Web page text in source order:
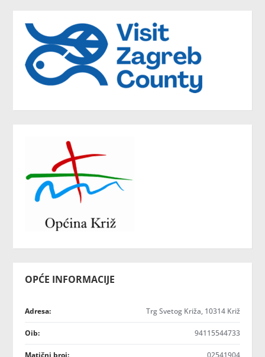
OPĆE INFORMACIJE
Adresa: Trg Svetog Križa, 10314 Križ
Oib: 94115544733